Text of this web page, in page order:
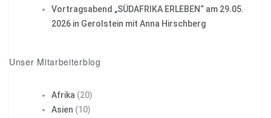
Vortragsabend „SÜDAFRIKA ERLEBEN“ am 29.05.
2026 in Gerolstein mit Anna Hirschberg
Unser Mitarbeiterblog
Afrika (20)
Asien (10)